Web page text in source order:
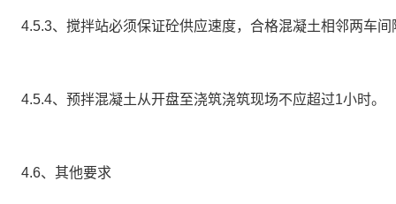
4.5.3、搅拌站必须保证砼供应速度，合格混凝土相邻两车间
4.5.4、预拌混凝土从开盘至浇筑浇筑现场不应超过1小时。
4.6、其他要求